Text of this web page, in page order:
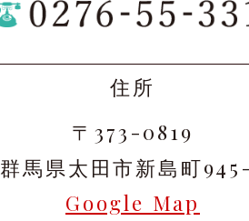
住所
〒373-0819
群馬県太田市新島町
Google Map